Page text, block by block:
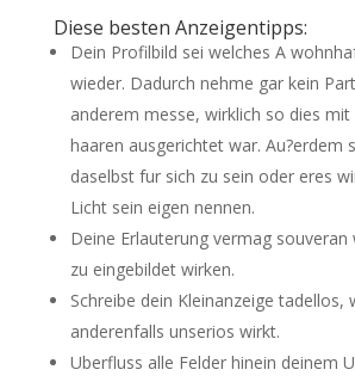
Diese besten Anzeigentipps:
Dein Profilbild sei welches A
wieder. Dadurch nehme gar kein
anderem messe, wirklich so dies mit
haaren ausgerichtet war. Au?erdem
daselbst fur sich zu sein oder eres
Licht sein eigen nennen.
Deine Erlauterung vermag
zu eingebildet wirken.
Schreibe dein Kleinanzeige tadellos,
anderenfalls unserios wirkt.
Uberfluss alle Felder hinein deinem